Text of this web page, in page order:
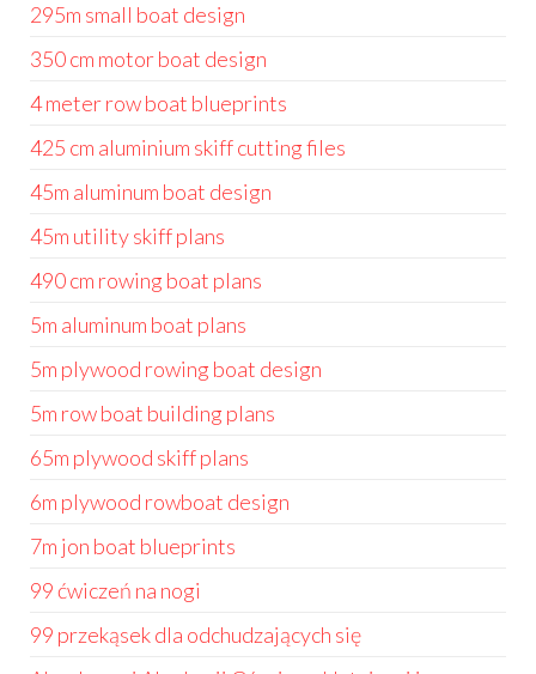
295m small boat design
350 cm motor boat design
4 meter row boat blueprints
425 cm aluminium skiff cutting files
45m aluminum boat design
45m utility skiff plans
490 cm rowing boat plans
5m aluminum boat plans
5m plywood rowing boat design
5m row boat building plans
65m plywood skiff plans
6m plywood rowboat design
7m jon boat blueprints
99 ćwiczeń na nogi
99 przekąsek dla odchudzających się